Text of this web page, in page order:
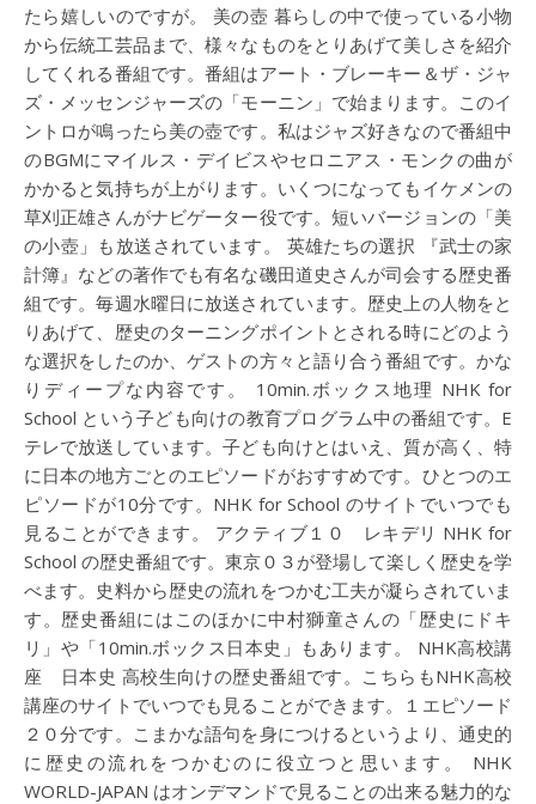
たら嬉しいのですが。 美の壺 暮らしの中で使っている小物
から伝統工芸品まで、様々なものをとりあげて美しさを紹介
してくれる番組です。番組はアート・ブレーキー＆ザ・ジャ
ズ・メッセンジャーズの「モーニン」で始まります。このイ
ントロが鳴ったら美の壺です。私はジャズ好きなので番組中
のBGMにマイルス・デイビスやセロニアス・モンクの曲が
かかると気持ちが上がります。いくつになってもイケメンの
草刈正雄さんがナビゲーター役です。短いバージョンの「美
の小壺」も放送されています。 英雄たちの選択 『武士の家
計簿』などの著作でも有名な磯田道史さんが司会する歴史番
組です。毎週水曜日に放送されています。歴史上の人物をと
りあげて、歴史のターニングポイントとされる時にどのよう
な選択をしたのか、ゲストの方々と語り合う番組です。かな
りディープな内容です。 10min.ボックス地理 NHK for
School という子ども向けの教育プログラム中の番組です。E
テレで放送しています。子ども向けとはいえ、質が高く、特
に日本の地方ごとのエピソードがおすすめです。ひとつのエ
ピソードが10分です。NHK for School のサイトでいつでも
見ることができます。 アクティブ１０ レキデリ NHK for
School の歴史番組です。東京０３が登場して楽しく歴史を学
べます。史料から歴史の流れをつかむ工夫が凝らされていま
す。歴史番組にはこのほかに中村獅童さんの「歴史にドキ
リ」や「10min.ボックス日本史」もあります。 NHK高校講
座 日本史 高校生向けの歴史番組です。こちらもNHK高校
講座のサイトでいつでも見ることができます。１エピソード
２０分です。こまかな語句を身につけるというより、通史的
に歴史の流れをつかむのに役立つと思います。 NHK
WORLD-JAPAN はオンデマンドで見ることの出来る魅力的な